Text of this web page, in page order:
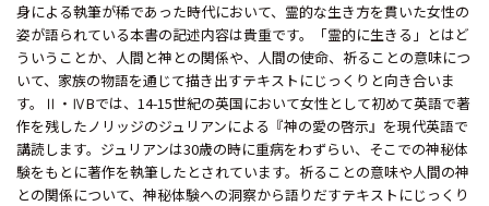
身による執筆が稀であった時代において、霊的な生き方を貫いた女性の
姿が語られている本書の記述内容は貴重です。「霊的に生きる」とはど
ういうことか、人間と神との関係や、人間の使命、祈ることの意味につ
いて、家族の物語を通じて描き出すテキストにじっくりと向き合いま
す。Ⅱ・ⅣBでは、14-15世紀の英国において女性として初めて英語で著
作を残したノリッジのジュリアンによる『神の愛の啓示』を現代英語で
講読します。ジュリアンは30歳の時に重病をわずらい、そこでの神秘体
験をもとに著作を執筆したとされています。祈ることの意味や人間の神
との関係について、神秘体験への洞察から語りだすテキストにじっくり